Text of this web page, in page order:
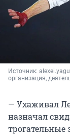
Источник:
организация,
— Ухаживал
назначал
трогательные